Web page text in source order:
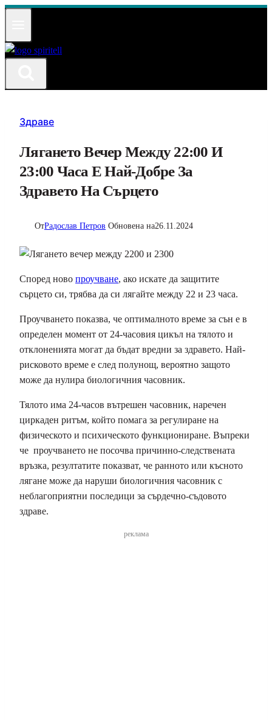
Към
Здраве
Лягането Вечер Между 22:00 И
23:00 Часа Е Най-Добре За
Здравето На Сърцето
ОтРадослав Петров Обновена на26.11.2024
Според ново проучване, ако искате да защитите
сърцето си, трябва да си лягайте между 22 и 23 часа.
Проучването показва, че оптималното време за сън е в
определен момент от 24-часовия цикъл на тялото и
отклоненията могат да бъдат вредни за здравето. Най-
рисковото време е след полунощ, вероятно защото
може да нулира биологичния часовник.
Тялото има 24-часов вътрешен часовник, наречен
циркаден ритъм, който помага за регулиране на
физическото и психическото функциониране. Въпреки
че проучването не посочва причинно-следствената
връзка, резултатите показват, че ранното или късното
лягане може да наруши биологичния часовник с
неблагоприятни последици за сърдечно-съдовото
здраве.
реклама